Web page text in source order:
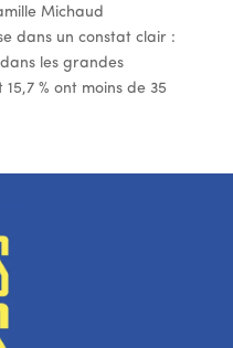
Michaud
dans un constat clair :
les grandes
% ont moins de 35